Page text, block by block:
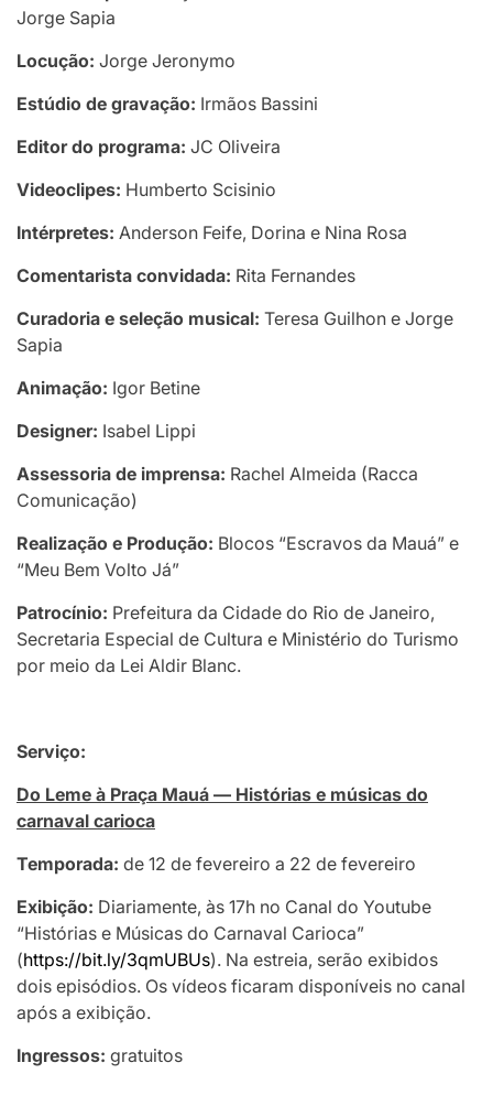
Jorge Sapia
Locução: Jorge Jeronymo
Estúdio de gravação: Irmãos Bassini
Editor do programa: JC Oliveira
Videoclipes: Humberto Scisinio
Intérpretes: Anderson Feife, Dorina e Nina Rosa
Comentarista convidada: Rita Fernandes
Curadoria e seleção musical: Teresa Guilhon e Jorge
Sapia
Animação: Igor Betine
Designer: Isabel Lippi
Assessoria de imprensa: Rachel Almeida (Racca
Comunicação)
Realização e Produção: Blocos “Escravos da Mauá” e
“Meu Bem Volto Já”
Patrocínio: Prefeitura da Cidade do Rio de Janeiro,
Secretaria Especial de Cultura e Ministério do Turismo
por meio da Lei Aldir Blanc.
Serviço:
Do Leme à Praça Mauá — Histórias e músicas do
carnaval carioca
Temporada: de 12 de fevereiro a 22 de fevereiro
Exibição: Diariamente, às 17h no Canal do Youtube
“Histórias e Músicas do Carnaval Carioca”
(https://bit.ly/3qmUBUs). Na estreia, serão exibidos
dois episódios. Os vídeos ficaram disponíveis no canal
após a exibição.
Ingressos: gratuitos